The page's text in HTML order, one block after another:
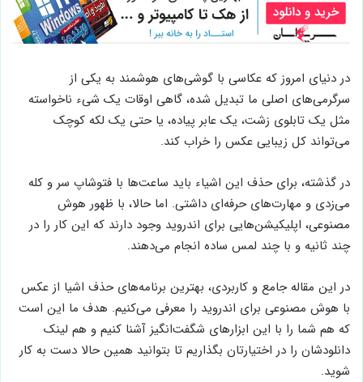
در دنیای امروز که عکاسی با گوشی‌های هوشمند به یکی از
سرگرمی‌های اصلی ما تبدیل شده، گاهی اوقات یک شیء ناخواسته
مثل یک تابلوی زشت، یک عابر پیاده، یا حتی یک لکه کوچک
می‌تواند کل زیبایی عکس را خراب کند.
در گذشته، برای حذف این اشیاء باید ساعت‌ها با فتوشاپ سر و کله
می‌زدی و مهارت‌های حرفه‌ای داشتی. اما حالا، با ظهور هوش
مصنوعی، اپلیکیشن‌هایی برای اندروید وجود دارند که این کار را در
چند ثانیه و با چند لمس ساده انجام می‌دهند.
در این مقاله جامع و کاربردی، بهترین برنامه‌های حذف اشیا از عکس
با هوش مصنوعی برای اندروید را معرفی می‌کنیم. هدف ما این است
که هم شما را با این ابزارهای شگفت‌انگیز آشنا کنیم و هم لینک
دانلودشان را در اختیارتان بگذاریم تا بتوانید همین حالا دست به کار
شوید.